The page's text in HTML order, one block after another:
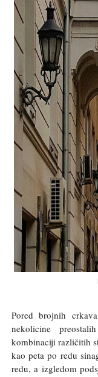
Pored brojnih
nekolicine
kombinaciji različitih
kao peta po redu
redu, a izgledom